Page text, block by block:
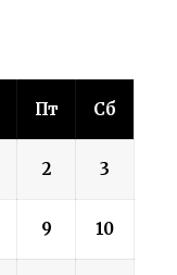
Пт Сб
2 3
9 10